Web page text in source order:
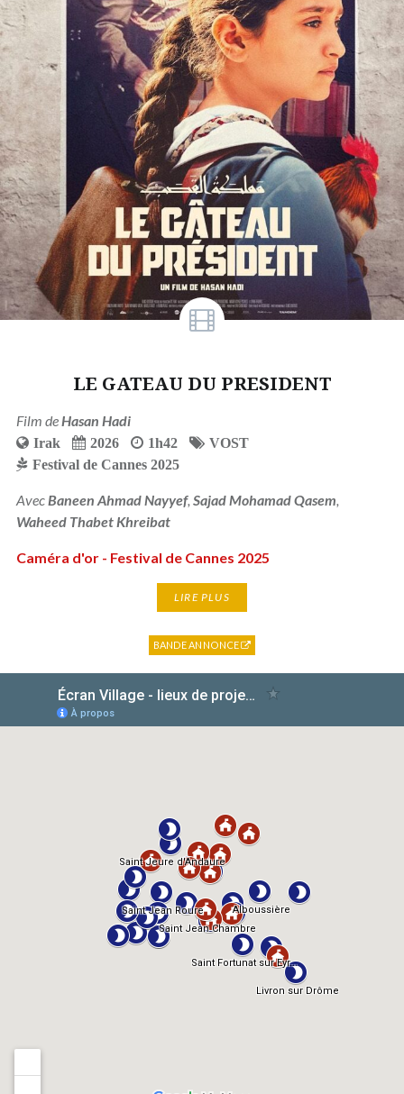
LE GATEAU DU PRESIDENT
Film de Hasan Hadi
Irak 2026 1h42
VOST
Festival de Cannes 2025
Avec Baneen Ahmad Nayyef, Sajad Mohamad Qasem
Waheed Thabet Khreibat
Caméra d'or - Festival de Cannes 2025
LIRE PLUS
BANDE ANNONCE